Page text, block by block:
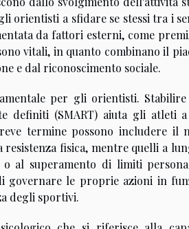
orientisti a sfidare se stessi tra i
da fattori esterni, come
vitali, in quanto combinano il
e dal riconoscimento sociale.
per gli orientisti.
definiti (SMART) aiuta gli atleti
termine possono includere il
fisica, mentre quelli a
al superamento di limiti
governare le proprie azioni in
degli sportivi.